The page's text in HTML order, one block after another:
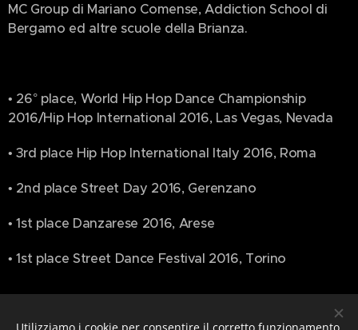
MC Group di Mariano Comense, Addiction School di
Bergamo ed altre scuole della Brianza.
• 26° place, World Hip Hop Dance Championship
2016/Hip Hop International 2016, Las Vegas, Nevada
• 3rd place Hip Hop International Italy 2016, Roma
• 2nd place Street Day 2016, Gerenzano
• 1st place Danzarese 2016, Arese
• 1st place Street Dance Festival 2016, Torino